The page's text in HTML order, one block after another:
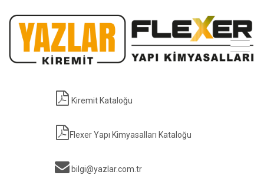
Kiremit Kataloğu
Flexer Yapı Kimyasalları Kataloğu
bilgi@yazlar.com.tr